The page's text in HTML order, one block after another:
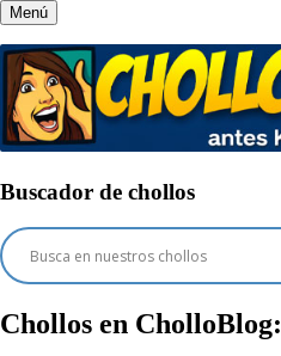
Menú
Buscador de chollos
Chollos en CholloBlog: